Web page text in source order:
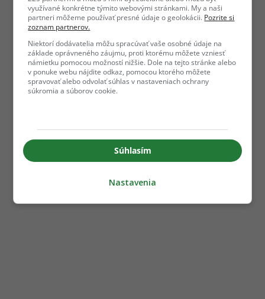
využívané konkrétne týmito webovými stránkami. My a naši
partneri môžeme používať presné údaje o geolokácii. Pozrite si
zoznam partnerov.
Niektorí dodávatelia môžu spracúvať vaše osobné údaje na
základe oprávneného záujmu, proti ktorému môžete vzniesť
námietku pomocou možností nižšie. Dole na tejto stránke alebo
v ponuke webu nájdite odkaz, pomocou ktorého môžete
spravovať alebo odvolať súhlas v nastaveniach ochrany
súkromia a súborov cookie.
Súhlasím
Nastavenia